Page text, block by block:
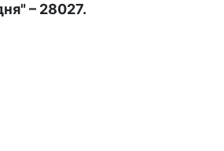
– 28027.